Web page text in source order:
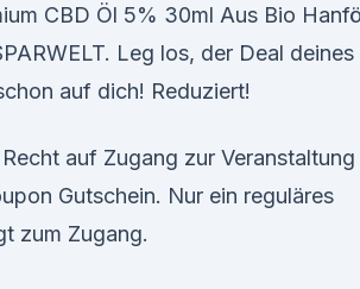
CBD Öl 5% 30ml Aus Bio
Leg los, der Deal deines
auf dich! Reduziert!
auf Zugang zur Veranstaltung
Gutschein. Nur ein reguläres
zum Zugang.